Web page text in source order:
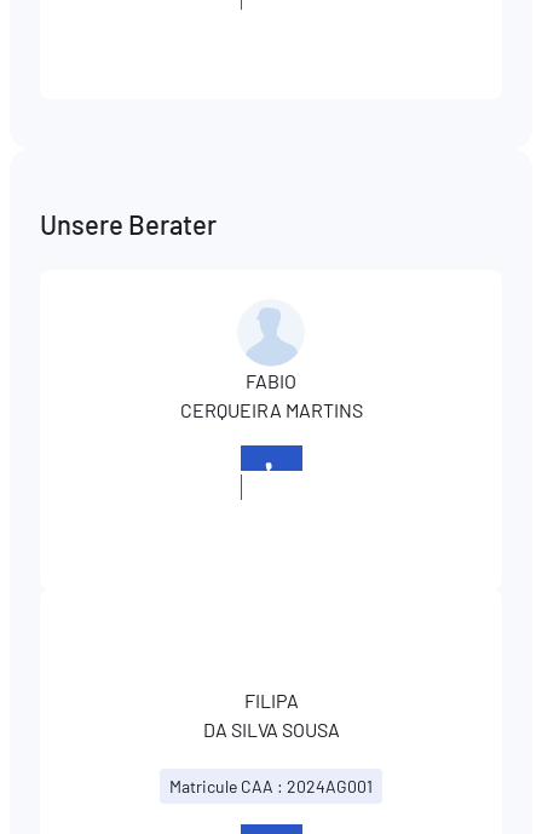
Unsere Berater
FABIO
CERQUEIRA MARTINS
FILIPA
DA SILVA SOUSA
Matricule CAA : 2024AG001